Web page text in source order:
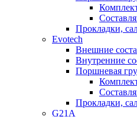
Прокладки,
Evotech
Внешние
Внутренние
Поршневая
Прокладки,
G21A